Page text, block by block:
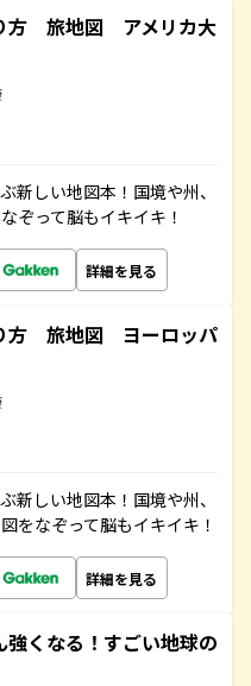
方 旅地図 アメリカ大
新しい地図本！国境や州、
ぞって脳もイキイキ！
詳細を見る
方 旅地図 ヨーロッパ
新しい地図本！国境や州、
をなぞって脳もイキイキ！
詳細を見る
強くなる！すごい地球の